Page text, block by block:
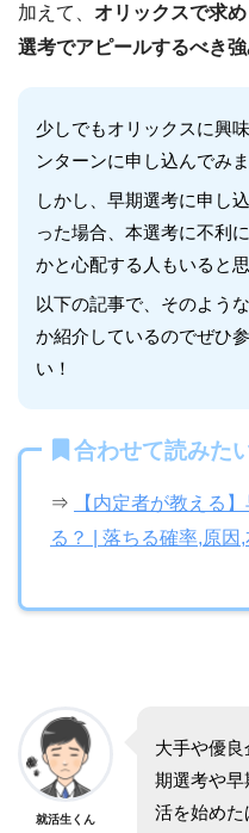
加えて、 オリックスで求
選考でアピールするべき
少しでもオリックスに興
ンターンに申し込んでみま
しかし、早期選考に申し
った場合、本選考に不利
かと心配する人もいると思
以下の記事で、そのよう
か紹介しているのでぜひ
い！
合わせて読みた
⇒
【内定者が教える
る？ | 落ちる確率,原
就活生くん
大手や優
期選考や
活を始め